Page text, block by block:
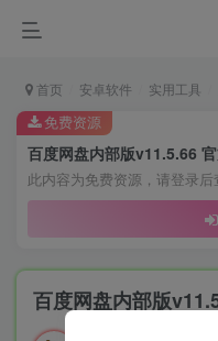
首页 安卓软件 实用工具
百度网盘内部版v11.5.66
此内容为免费资源，请登录后
免费资源
百度网盘内部版